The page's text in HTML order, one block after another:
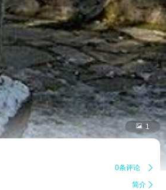
 1
0条评论 
简介 